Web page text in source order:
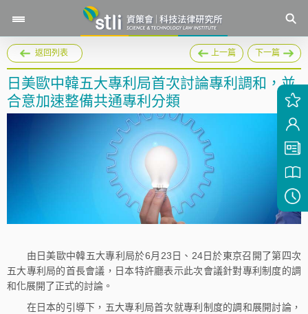
返回列表 上一篇 下一篇
日美歐中韓五大專利局首次討論專利調和，並
合意加速整備共通專利分類
由日美歐中韓五大專利局於6月23日、24日於東京召開了第四次
五大專利局的首長會議，日本特許廳表示此次會議針對專利制度的調
和化展開了正式的討論。
在日本的引導下，五大專利局首次就專利制度的調和展開討論，